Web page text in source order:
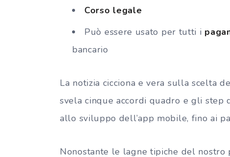
Corso legale
Può essere usato per tutti i
bancario
La notizia cicciona e vera sulla scelta
svela cinque accordi quadro e gli
allo sviluppo dell’app mobile, fino ai
Nonostante le lagne tipiche del nostro